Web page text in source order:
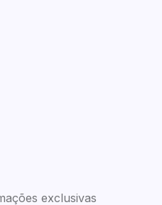
exclusivas